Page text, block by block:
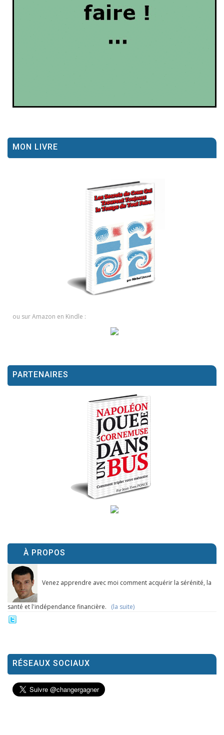
MON LIVRE
ou sur Amazon en Kindle :
PARTENAIRES
À PROPOS
Venez apprendre avec moi comment acquérir la sérénité, la
santé et l'indépendance financière. (la suite)
RÉSEAUX SOCIAUX